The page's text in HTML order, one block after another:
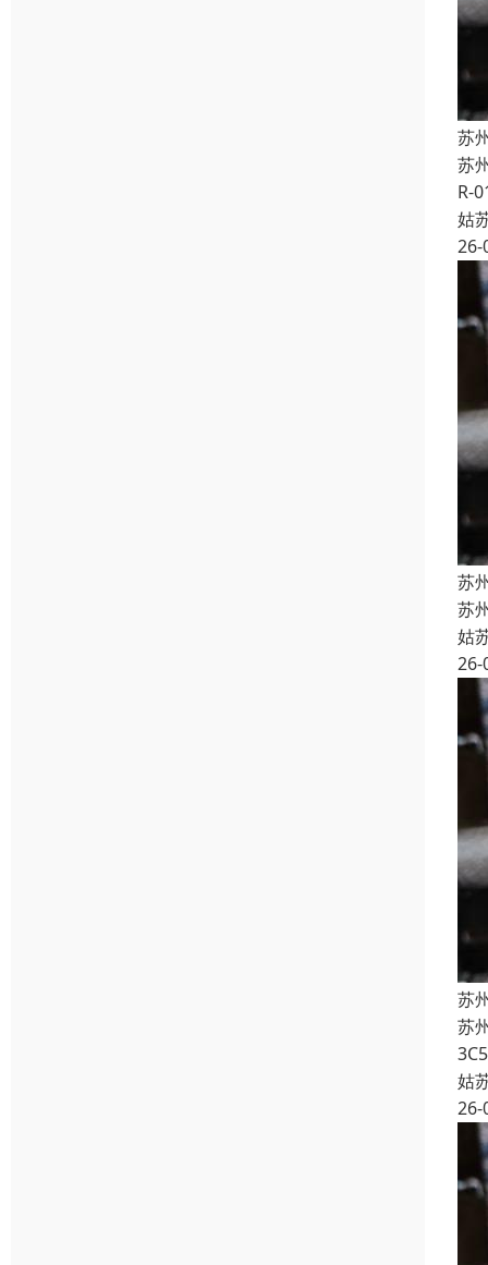
苏
苏
R-
姑
26-
苏
苏
姑
26-
苏
苏
姑
26-